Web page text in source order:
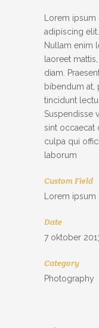
Lorem
adipiscing
Nullam enim
laoreet
diam.
bibendum at,
tincidunt
Suspendisse
sint occaecat
culpa qui
laborum
Custom Field
Lorem
Date
7 oktober
Category
Photography